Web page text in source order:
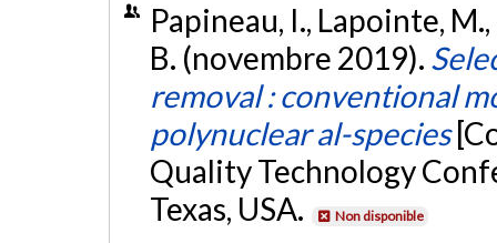
Papineau, I., Lapointe,
B. (novembre 2019).
removal : conventional
polynuclear al-species
Quality Technology
Texas, USA.
Non disponible